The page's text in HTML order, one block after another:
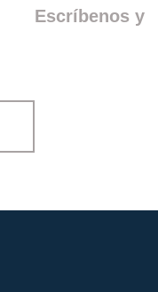
Escríbenos y